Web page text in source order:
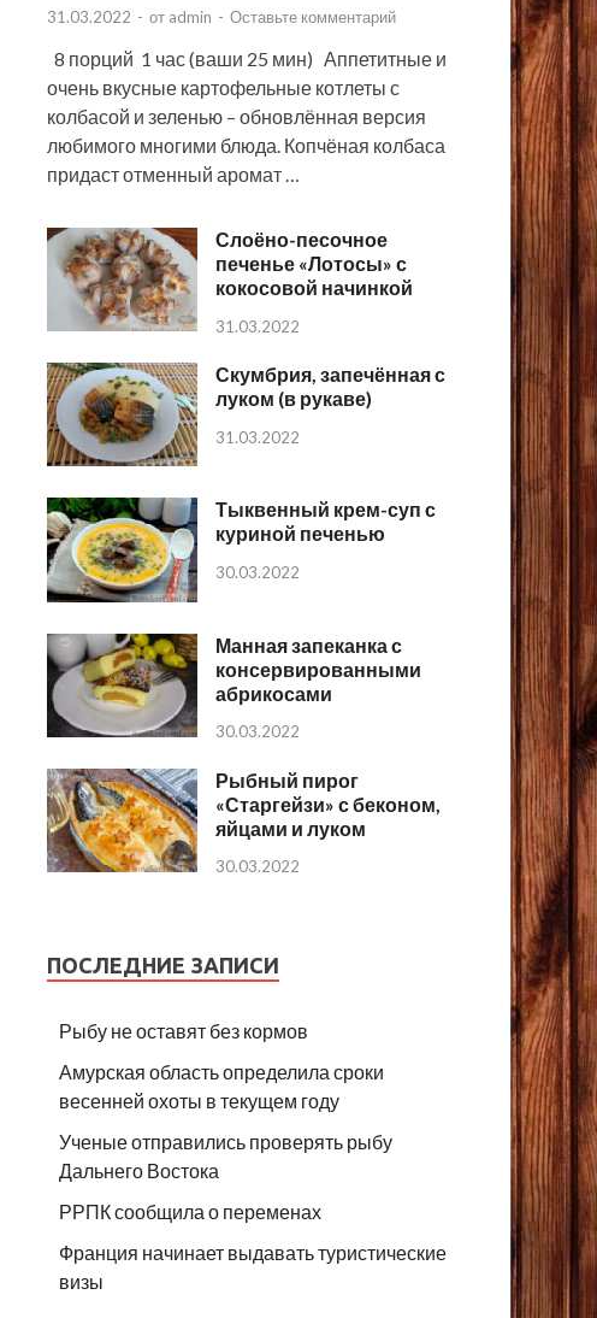
31.03.2022 - от admin - Оставьте комментарий
8 порций 1 час (ваши 25 мин) Аппетитные и
очень вкусные картофельные котлеты с
колбасой и зеленью – обновлённая версия
любимого многими блюда. Копчёная колбаса
придаст отменный аромат …
Слоёно-песочное
печенье «Лотосы» с
кокосовой начинкой
31.03.2022
Скумбрия, запечённая с
луком (в рукаве)
31.03.2022
Тыквенный крем-суп с
куриной печенью
30.03.2022
Манная запеканка с
консервированными
абрикосами
30.03.2022
Рыбный пирог
«Старгейзи» с беконом,
яйцами и луком
30.03.2022
ПОСЛЕДНИЕ ЗАПИСИ
Рыбу не оставят без кормов
Амурская область определила сроки
весенней охоты в текущем году
Ученые отправились проверять рыбу
Дальнего Востока
РРПК сообщила о переменах
Франция начинает выдавать туристические
визы